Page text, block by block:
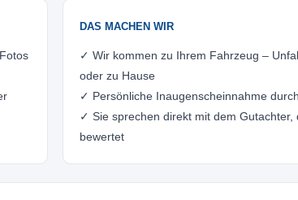
DAS MACHEN WIR
✓ Wir kommen zu Ihrem Fahrzeug –
oder zu Hause
✓ Persönliche Inaugenscheinnahme
✓ Sie sprechen direkt mit dem Gutachter,
bewertet